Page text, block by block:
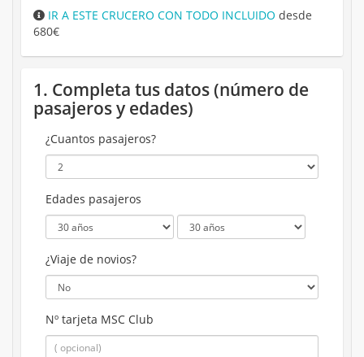
IR A ESTE CRUCERO CON TODO INCLUIDO desde
680€
1. Completa tus datos (número de
pasajeros y edades)
¿Cuantos pasajeros?
Edades pasajeros
¿Viaje de novios?
Nº tarjeta MSC Club